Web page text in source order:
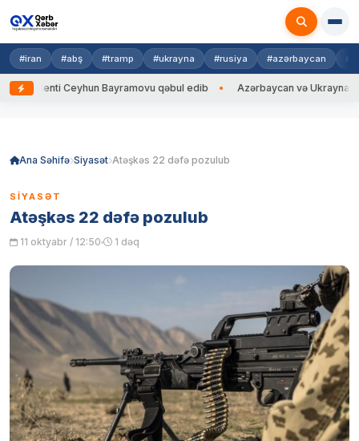
#iran #abş #tramp #ukrayna #rusiya #azərbaycan
Ceyhun Bayramovu qəbul edib Azərbaycan və Ukrayna XİN
Ana Səhifə Siyasət Atəşkəs 22 dəfə pozulub
SIYASƏT
Atəşkəs 22 dəfə pozulub
11 oktyabr / 12:50 1 dəq